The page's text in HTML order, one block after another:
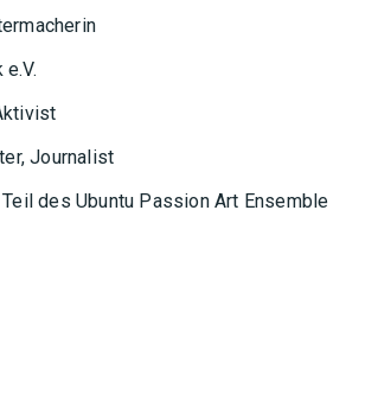
Journalist
des Ubuntu Passion Art Ensemble